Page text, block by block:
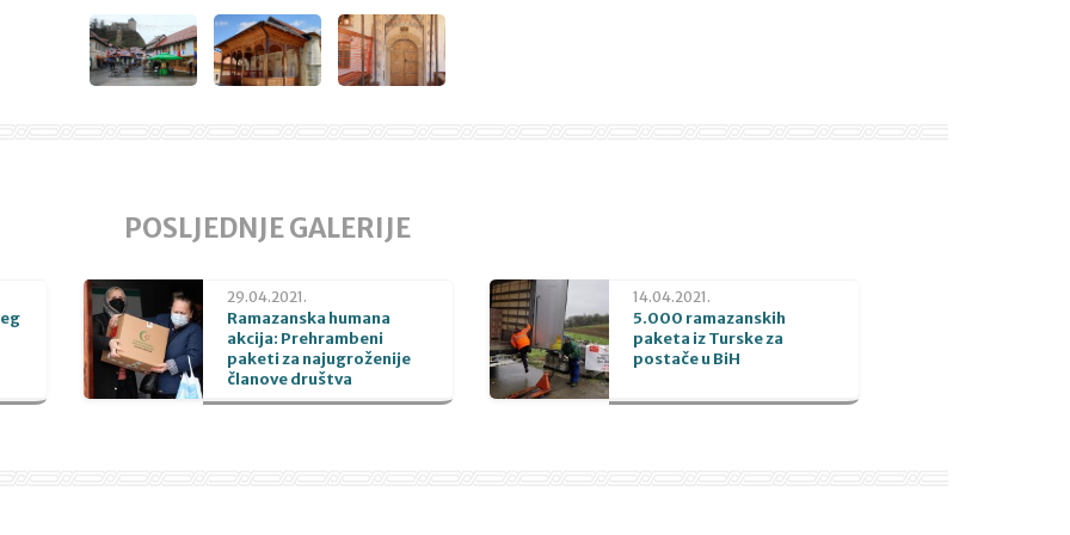
POSLJEDNJE GALERIJE
29.04.2021.
Ramazanska humana
akcija: Prehrambeni
paketi za najugroženije
članove društva
14.04.2021.
5.000 ramazanskih
paketa iz Turske za
postače u BiH